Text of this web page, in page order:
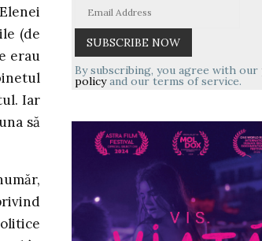
(de
erau
Iar
să
By subscribing, you agree with our
policyand our terms of service.